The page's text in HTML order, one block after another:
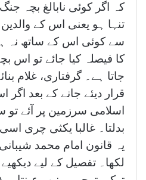
کہ اگر کوئی نابالغ بچہ
تنہا ہو یعنی اس کے
سے کوئی اس کے ساتھ نہ ہو
کا فیصلہ کیا جائے تو اس
جاتا ہے۔ گرفتاری، غلام
قرار دیئے جانے کے بعد
اسلامی سرزمین پر آئے تو
بدلتا۔ غالبا یکثی چری
یہ قانون امام محمد
لکھا۔ تفصیل کے لیے